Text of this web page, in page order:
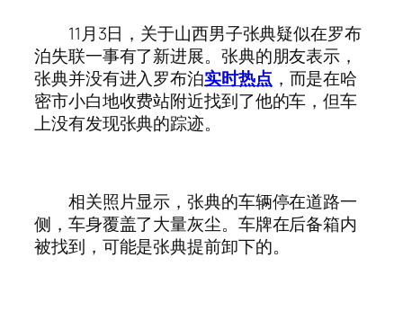
11月3日，关于山西男子张典疑似在罗布
泊失联一事有了新进展。张典的朋友表示，
张典并没有进入罗布泊实时热点 ，而是在哈
密市小白地收费站附近找到了他的车，但车
上没有发现张典的踪迹。
相关照片显示，张典的车辆停在道路一
侧，车身覆盖了大量灰尘。车牌在后备箱内
被找到，可能是张典提前卸下的。